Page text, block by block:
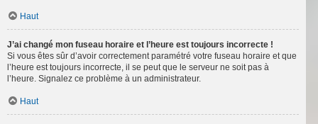
Haut
J’ai changé mon fuseau horaire et l’heure est toujours incorrecte !
Si vous êtes sûr d’avoir correctement paramétré votre fuseau horaire et que
l’heure est toujours incorrecte, il se peut que le serveur ne soit pas à
l’heure. Signalez ce problème à un administrateur.
Haut